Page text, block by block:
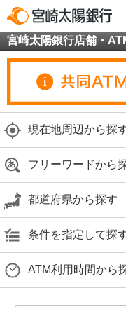
宮崎太陽銀行店舗・
現在地周辺から探
フリーワードから
都道府県から探す
条件を指定して探
ATM利用時間から